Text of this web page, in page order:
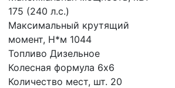
175 (240 л.с.)
Максимальный крутящий
момент, Н*м 1044
Топливо Дизельное
Колесная формула 6х6
Количество мест, шт. 20